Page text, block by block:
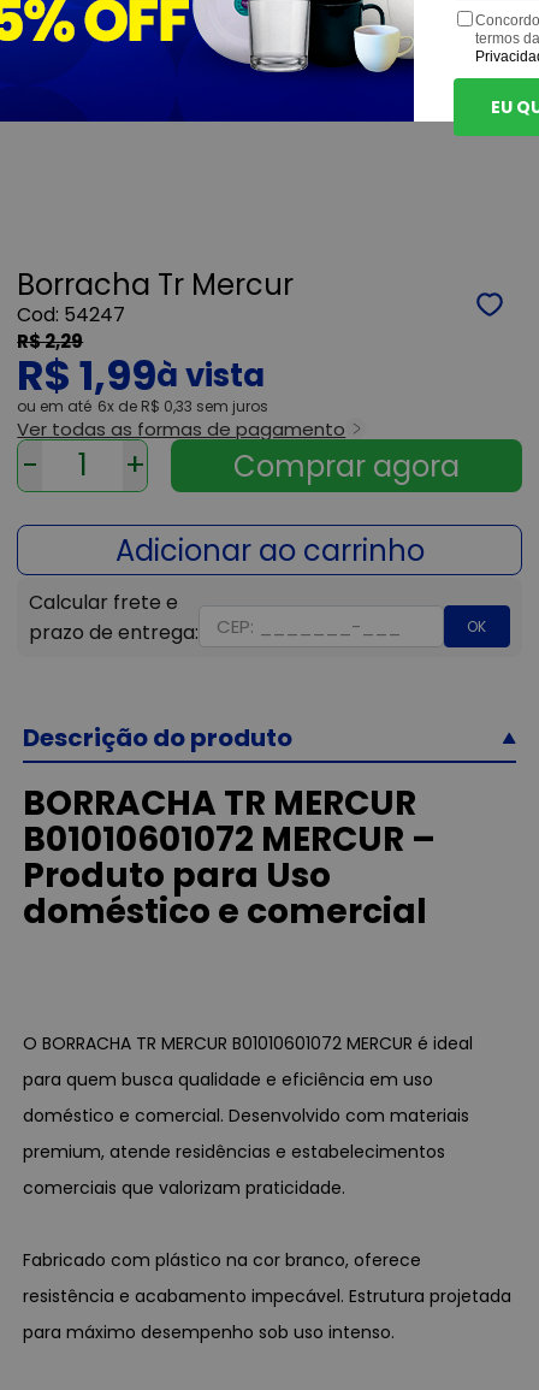
Borracha Tr Mercur
54247
R$ 2,29
R$ 1,99
ou 6x de R$ 0,33 sem juros
Ver todas as formas de pagamento
- +
OK
Descrição do produto
BORRACHA TR MERCUR
B01010601072 MERCUR –
Produto para Uso
doméstico e comercial
O BORRACHA TR MERCUR B01010601072 MERCUR é ideal
para quem busca qualidade e eficiência em uso
doméstico e comercial. Desenvolvido com materiais
premium, atende residências e estabelecimentos
comerciais que valorizam praticidade.
Fabricado com plástico na cor branco, oferece
resistência e acabamento impecável. Estrutura projetada
para máximo desempenho sob uso intenso.
termos
EU